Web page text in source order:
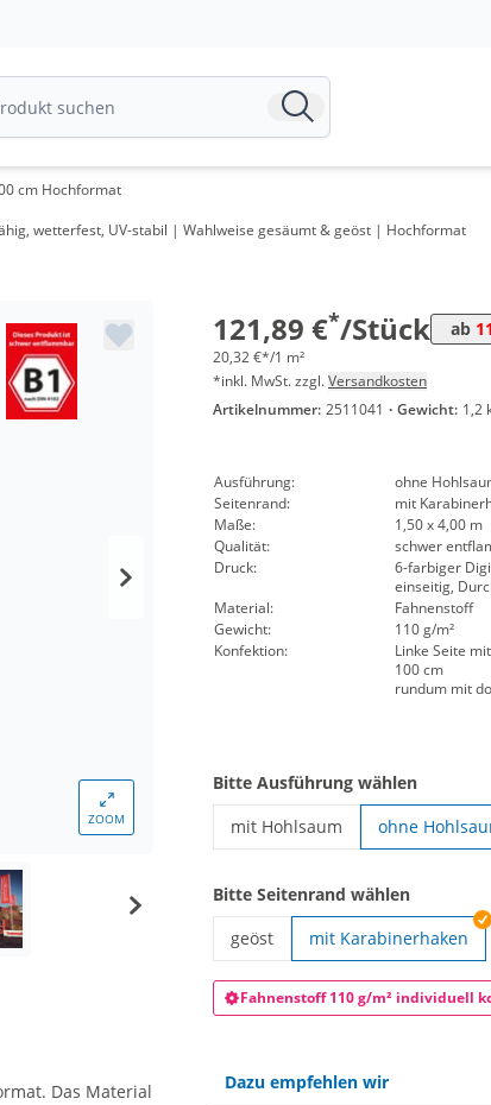
cm Hochformat
wetterfest, UV-stabil | Wahlweise gesäumt & geöst | Hochformat
ZOOM
121,89 €*/Stück ab
ab 10 Stück
20,32 €*/1 m²
*inkl. MwSt. zzgl.Versandkosten
Artikelnummer: 2511041 · Gewicht: 1,2
Ausführung:
ohne
Seitenrand:
mit
Maße:
1,50 x 4,00 m
Qualität:
schwer
Druck:
6-farbiger
einseitig,
Material:
Fahnenstoff
Gewicht:
110 g/m²
Konfektion:
Linke Seite
100 cm
rundum mit
Bitte Ausführung wählen
mit Hohlsaum
ohne
Bitte Seitenrand wählen
geöst
mit Karabinerhaken
Fahnenstoff 110 g/m² individuell
Das Material
Dazu empfehlen wir